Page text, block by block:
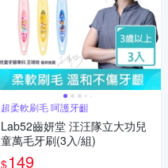
超柔軟刷毛 呵護牙齦
Lab52齒妍堂 汪汪隊立大功兒
童萬毛牙刷(3入/組)
$149